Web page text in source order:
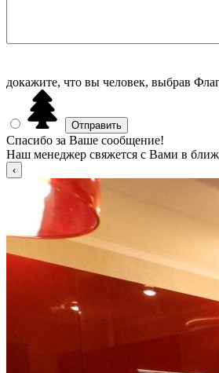
докажите, что вы человек, выбрав Флаг
Спасибо за Ваше сообщение!
Наш менеджер свяжется с Вами в